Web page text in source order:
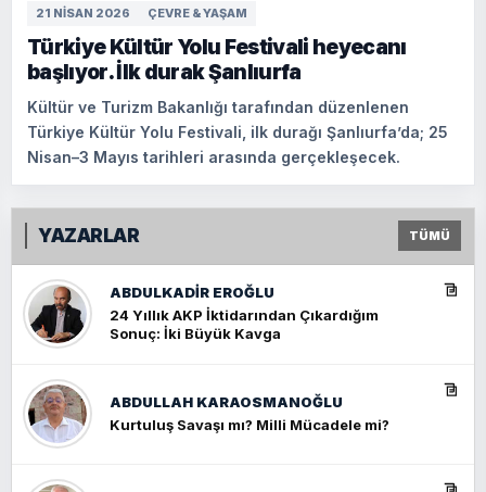
21 NISAN 2026 ÇEVRE & YAŞAM
Türkiye Kültür Yolu Festivali heyecanı
başlıyor. İlk durak Şanlıurfa
Kültür ve Turizm Bakanlığı tarafından düzenlenen
Türkiye Kültür Yolu Festivali, ilk durağı Şanlıurfa’da; 25
Nisan–3 Mayıs tarihleri arasında gerçekleşecek.
YAZARLAR TÜMÜ
ABDULKADIR EROĞLU
24 Yıllık AKP İktidarından Çıkardığım
Sonuç: İki Büyük Kavga
ABDULLAH KARAOSMANOĞLU
Kurtuluş Savaşı mı? Milli Mücadele mi?